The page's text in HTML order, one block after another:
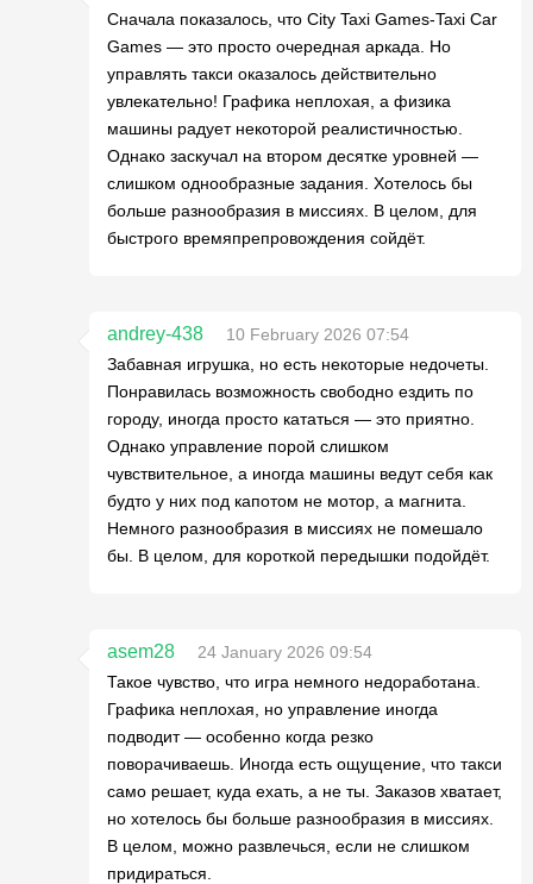
Сначала показалось, что City Taxi Games-Taxi Car
Games — это просто очередная аркада. Но
управлять такси оказалось действительно
увлекательно! Графика неплохая, а физика
машины радует некоторой реалистичностью.
Однако заскучал на втором десятке уровней —
слишком однообразные задания. Хотелось бы
больше разнообразия в миссиях. В целом, для
быстрого времяпрепровождения сойдёт.
andrey-438
10 February 2026 07:54
Забавная игрушка, но есть некоторые недочеты.
Понравилась возможность свободно ездить по
городу, иногда просто кататься — это приятно.
Однако управление порой слишком
чувствительное, а иногда машины ведут себя как
будто у них под капотом не мотор, а магнита.
Немного разнообразия в миссиях не помешало
бы. В целом, для короткой передышки подойдёт.
asem28
24 January 2026 09:54
Такое чувство, что игра немного недоработана.
Графика неплохая, но управление иногда
подводит — особенно когда резко
поворачиваешь. Иногда есть ощущение, что такси
само решает, куда ехать, а не ты. Заказов хватает,
но хотелось бы больше разнообразия в миссиях.
В целом, можно развлечься, если не слишком
придираться.